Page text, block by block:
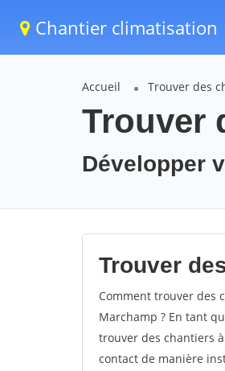
Chantier climatisation
Accueil Trouver des
Trouver
Développer
Trouver
Comment trouver des
Marchamp ? En tant
trouver des chantiers
contact de manière